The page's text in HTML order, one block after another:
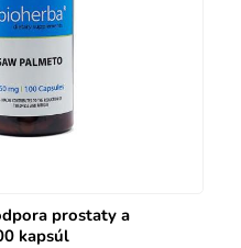
prostaty a
kapsúl